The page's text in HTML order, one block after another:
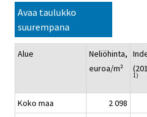
Avaa taulukko
suurempana
Alue
Neliöhinta,
euroa/m²
1)
Koko maa
2 098